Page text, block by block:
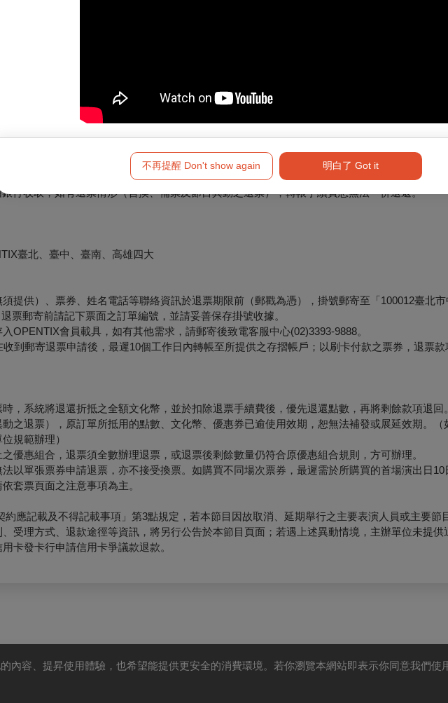
不再提醒 Don't show again 明白了 Got it
」購票：
＞訂單紀錄＞點入要退訂的訂單，按下「退訂單」勾選欲退項目，線上完成退訂。
間暫停服務。請務必留意退票期限，提前申請。
功能時，請至
票如符合退票規則，將於3個工作日內執行退票作業。
片辦理，申請的退票如符合退票規則，將於3個工作日內執行退票作業。
行收取，如有退票情形（含換、補票及節目異動之退票），轉帳手續費恕無法一併退還。
臺北、臺中、臺南、高雄四大
提供）、票券、姓名電話等聯絡資訊於退票期限前（郵戳為憑），掛號郵寄至「100012臺北
票郵寄前請記下票面之訂單編號，並請妥善保存掛號收據。
OPENTIX會員載具，如有其他需求，請郵寄後致電客服中心(02)3393-9888。
到郵寄退票申請後，最遲10個工作日內轉帳至所提供之存摺帳戶；以刷卡付款之票券，退票款
，系統將退還折抵之全額文化幣，並於扣除退票手續費後，優先退還點數，再將剩餘款項退回
之退票），原訂單所抵用的點數、文化幣、優惠券已逾使用效期，恕無法補發或展延效期。（
規範辦理）
優惠組合，退票須全數辦理退票，或退票後剩餘數量仍符合原優惠組合規則，方可辦理。
法以單張票券申請退票，亦不接受換票。如購買不同場次票券，最遲需於所購買的首場演出日10
套票頁面之注意事項為主。
應記載及不得記載事項」第3點規定，若本節目因故取消、延期舉行之主要表演人員或主要節
受理方式、退款途徑等資訊，將另行公告於本節目頁面；若遇上述異動情境，主辦單位未提供
卡發卡行申請信用卡爭議款退款。
內容、提昇使用體驗，也希望能提供更安全的消費環境。若你瀏覽本網站即表示你同意我們使